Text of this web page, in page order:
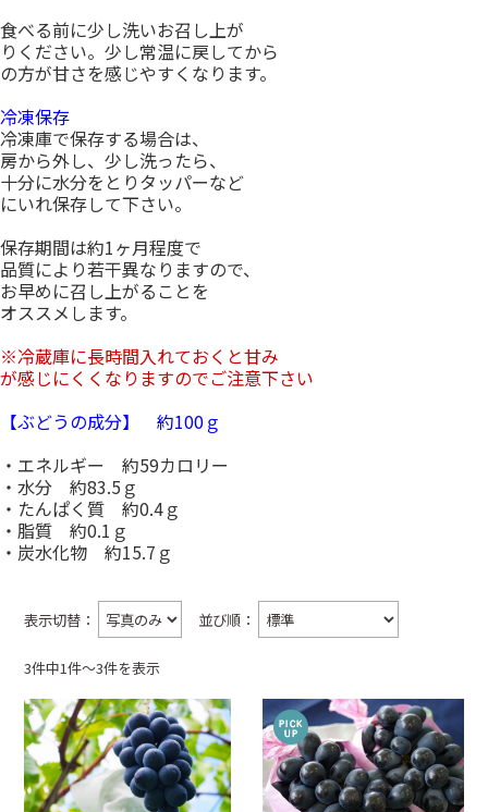
食べる前に少し洗いお召し上が
りください。少し常温に戻してから
の方が甘さを感じやすくなります。
冷凍保存
冷凍庫で保存する場合は、
房から外し、少し洗ったら、
十分に水分をとりタッパーなど
にいれ保存して下さい。
保存期間は約1ヶ月程度で
品質により若干異なりますので、
お早めに召し上がることを
オススメします。
※冷蔵庫に長時間入れておくと甘み
が感じにくくなりますのでご注意下さい
【ぶどうの成分】 約100ｇ
・エネルギー 約59カロリー
・水分 約83.5ｇ
・たんぱく質 約0.4ｇ
・脂質 約0.1ｇ
・炭水化物 約15.7ｇ
表示切替： 並び順：
3件中1件〜3件を表示